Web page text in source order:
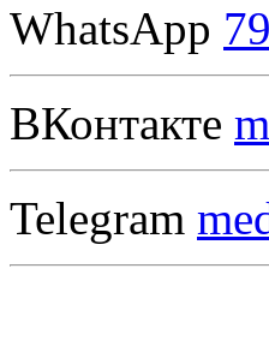
WhatsApp
ВКонтакте
Telegram